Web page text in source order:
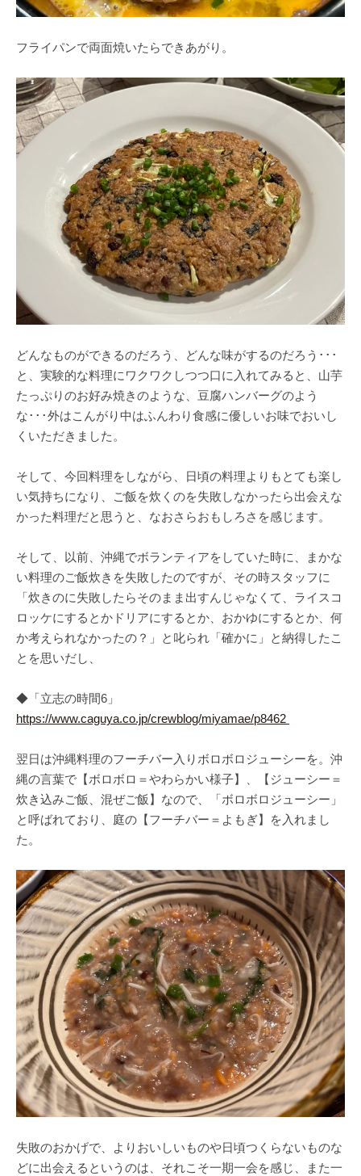
フライパンで両面焼いたらできあがり。
どんなものができるのだろう、どんな味がするのだろう･･･
と、実験的な料理にワクワクしつつ口に入れてみると、山芋
たっぷりのお好み焼きのような、豆腐ハンバーグのよう
な･･･外はこんがり中はふんわり食感に優しいお味でおいし
くいただきました。
そして、今回料理をしながら、日頃の料理よりもとても楽し
い気持ちになり、ご飯を炊くのを失敗しなかったら出会えな
かった料理だと思うと、なおさらおもしろさを感じます。
そして、以前、沖縄でボランティアをしていた時に、まかな
い料理のご飯炊きを失敗したのですが、その時スタッフに
「炊きのに失敗したらそのまま出すんじゃなくて、ライスコ
ロッケにするとかドリアにするとか、おかゆにするとか、何
か考えられなかったの？」と叱られ「確かに」と納得したこ
とを思いだし、
◆「立志の時間6」
https://www.caguya.co.jp/crewblog/miyamae/p8462
翌日は沖縄料理のフーチバー入りボロボロジューシーを。沖
縄の言葉で【ボロボロ＝やわらかい様子】、【ジューシー＝
炊き込みご飯、混ぜご飯】なので、「ボロボロジューシー」
と呼ばれており、庭の【フーチバー＝よもぎ】を入れまし
た。
失敗のおかげで、よりおいしいものや日頃つくらないものな
どに出会えるというのは、それこそ一期一会を感じ、また一